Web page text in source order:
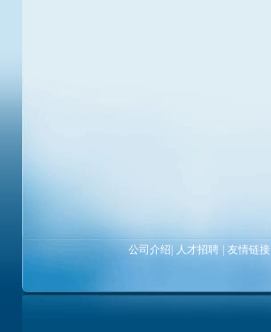
公司介绍 人才招聘 友情链接